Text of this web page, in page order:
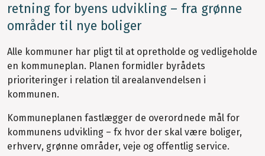
retning for byens udvikling – fra grønne
områder til nye boliger
Alle kommuner har pligt til at opretholde og vedligeholde
en kommuneplan. Planen formidler byrådets
prioriteringer i relation til arealanvendelsen i
kommunen.
Kommuneplanen fastlægger de overordnede mål for
kommunens udvikling – fx hvor der skal være boliger,
erhverv, grønne områder, veje og offentlig service.